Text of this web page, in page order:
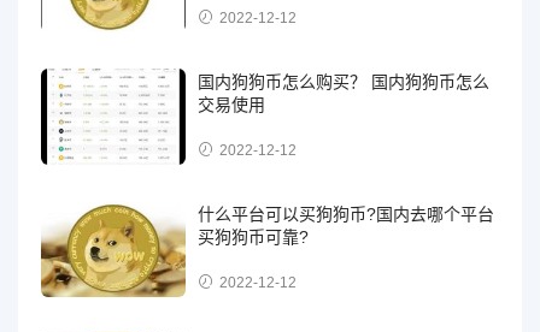
2022-12-12
国内狗狗币怎么购买？ 国内狗狗币怎么
交易使用
2022-12-12
什么平台可以买狗狗币?国内去哪个平台
买狗狗币可靠?
2022-12-12